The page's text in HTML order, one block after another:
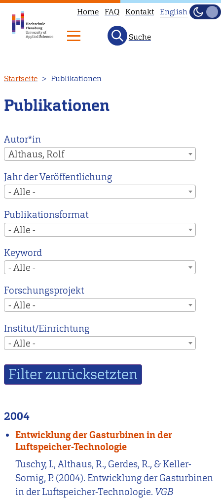
zum
Inhalt
Home FAQ Kontakt
to
our
main
instead.
English
Hell
Suche
Startseite Publikationen
Publikationen
Autor*in
Althaus, Rolf
Jahr der Veröffentlichung
- Alle -
Publikationsformat
- Alle -
Keyword
- Alle -
Forschungsprojekt
- Alle -
Institut/Einrichtung
- Alle -
2004
Entwicklung der Gasturbinen in der
Luftspeicher-Technologie
Tuschy, I., Althaus, R., Gerdes, R., & Keller-
Sornig, P. (2004). Entwicklung der Gasturbinen
in der Luftspeicher-Technologie. VGB